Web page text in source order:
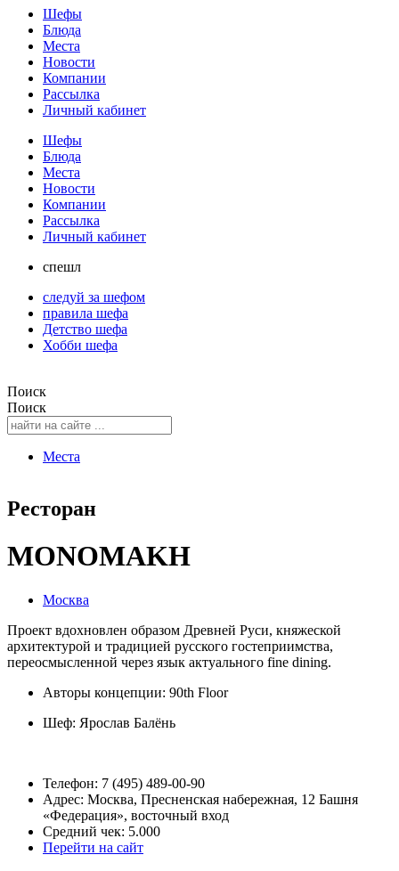
Шефы
Блюда
Места
Новости
Компании
Рассылка
Личный кабинет
Шефы
Блюда
Места
Новости
Компании
Рассылка
Личный кабинет
спешл
следуй за шефом
правила шефа
Детство шефа
Хобби шефа
Поиск
Поиск
Места
Ресторан
MONOMAKH
Москва
Проект вдохновлен образом Древней Руси, княжеской
архитектурой и традицией русского гостеприимства,
переосмысленной через язык актуального fine dining.
Авторы концепции: 90th Floor
Шеф: Ярослав Балёнь
Телефон: 7 (495) 489-00-90
Адрес: Москва, Пресненская набережная, 12 Башня
«Федерация», восточный вход
Средний чек: 5.000
Перейти на сайт